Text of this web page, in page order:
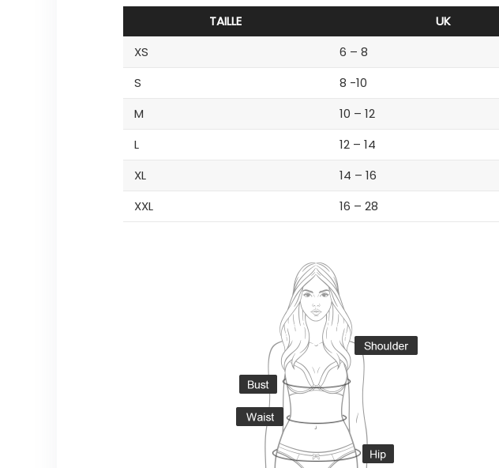
TAILLE UK
XS
6 – 8
S
8 -10
M
10 – 12
L
12 – 14
XL
14 – 16
XXL
16 – 28